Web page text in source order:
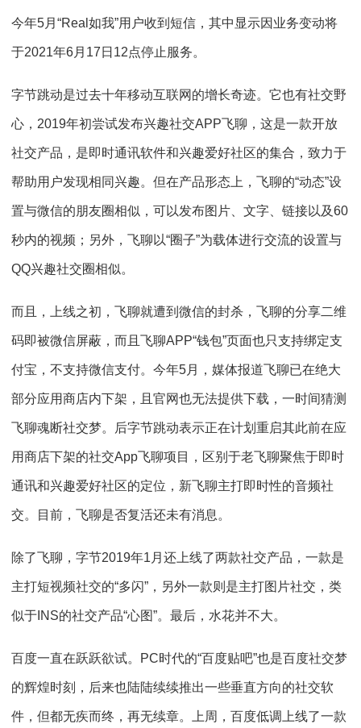
今年5月“Real如我”用户收到短信，其中显示因业务变动将
于2021年6月17日12点停止服务。
字节跳动是过去十年移动互联网的增长奇迹。它也有社交野
心，2019年初尝试发布兴趣社交APP飞聊，这是一款开放
社交产品，是即时通讯软件和兴趣爱好社区的集合，致力于
帮助用户发现相同兴趣。但在产品形态上，飞聊的“动态”设
置与微信的朋友圈相似，可以发布图片、文字、链接以及60
秒内的视频；另外，飞聊以“圈子”为载体进行交流的设置与
QQ兴趣社交圈相似。
而且，上线之初，飞聊就遭到微信的封杀，飞聊的分享二维
码即被微信屏蔽，而且飞聊APP“钱包”页面也只支持绑定支
付宝，不支持微信支付。今年5月，媒体报道飞聊已在绝大
部分应用商店内下架，且官网也无法提供下载，一时间猜测
飞聊魂断社交梦。后字节跳动表示正在计划重启其此前在应
用商店下架的社交App飞聊项目，区别于老飞聊聚焦于即时
通讯和兴趣爱好社区的定位，新飞聊主打即时性的音频社
交。目前，飞聊是否复活还未有消息。
除了飞聊，字节2019年1月还上线了两款社交产品，一款是
主打短视频社交的“多闪”，另外一款则是主打图片社交，类
似于INS的社交产品“心图”。最后，水花并不大。
百度一直在跃跃欲试。PC时代的“百度贴吧”也是百度社交梦
的辉煌时刻，后来也陆陆续续推出一些垂直方向的社交软
件，但都无疾而终，再无续章。上周，百度低调上线了一款